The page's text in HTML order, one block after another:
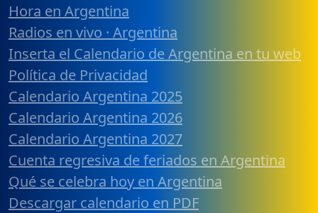
Hora en Argentina
Radios en vivo · Argentina
Inserta el Calendario de Argentina en tu web
Política de Privacidad
Calendario Argentina 2025
Calendario Argentina 2026
Calendario Argentina 2027
Cuenta regresiva de feriados en Argentina
Qué se celebra hoy en Argentina
Descargar calendario en PDF